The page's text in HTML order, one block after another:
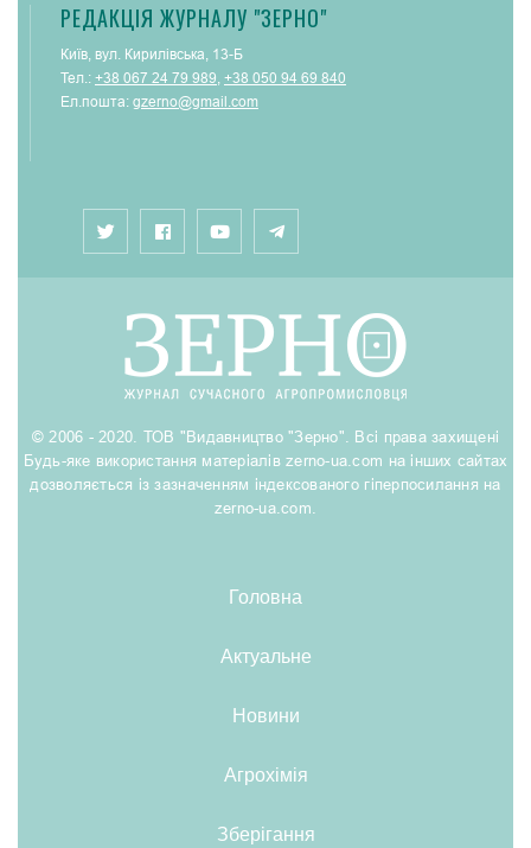
РЕДАКЦІЯ ЖУРНАЛУ "ЗЕРНО"
Київ, вул. Кирилівська, 13-Б
Тел.: +38 067 24 79 989 +38 050 94 69 840
Ел.пошта: gzerno@gmail.com
© 2006 - 2020. ТОВ "Видавництво "Зерно". Всі права захищені
Будь-яке використання матеріалів zerno-ua.com на інших сайтах
дозволяється із зазначенням індексованого гіперпосилання на
zerno-ua.com.
Головна
Актуальне
Новини
Агрохімія
Зберігання